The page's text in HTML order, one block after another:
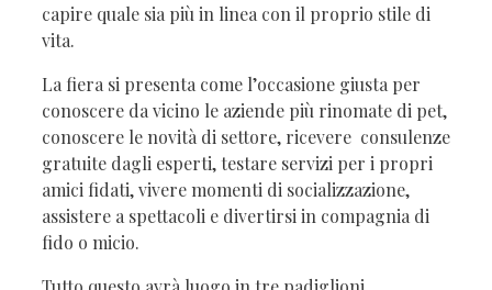
capire quale sia più in linea con il proprio stile di
vita.
La fiera si presenta come l’occasione giusta per
conoscere da vicino le aziende più rinomate di pet,
conoscere le novità di settore, ricevere consulenze
gratuite dagli esperti, testare servizi per i propri
amici fidati, vivere momenti di socializzazione,
assistere a spettacoli e divertirsi in compagnia di
fido o micio.